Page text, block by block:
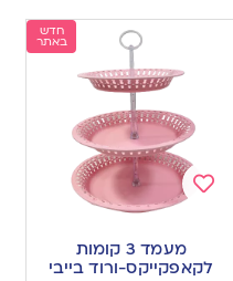
חדש
באתר
wishlist
מעמד 3 קומות
לקאפקייקס-ורוד בייבי